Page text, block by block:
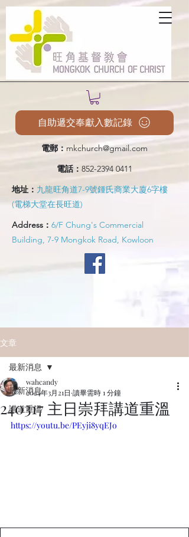
電郵： mkchurch@gmail.com
電話： 852-2394 0411
地址： 九龍旺角道7-9號鍾氏商業大廈6字樓
(電梯大堂在長旺道)
Address： 6/F Chung's Commercial
Building, 7-9 Mongkok Road, Kowloon
自助遞交奉獻入數記錄
文章
最新消息
講道重溫
最新消息
240317 主日崇拜講道重溫
wahcandy
2024年3月21日 讀畢需時 1 分鐘
https://youtu.be/PEyji8yqEJo